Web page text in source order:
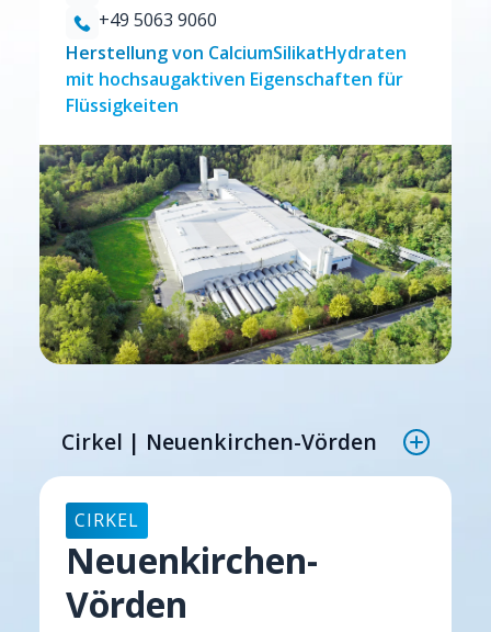
+49 5063 9060
Herstellung von CalciumSilikatHydraten
mit hochsaugaktiven Eigenschaften für
Flüssigkeiten
Cirkel | Neuenkirchen-Vörden
CIRKEL
Neuenkirchen-
Vörden